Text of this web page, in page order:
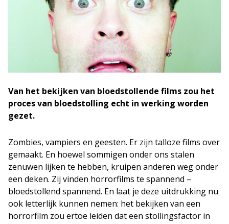
Van het bekijken van bloedstollende films zou het
proces van bloedstolling echt in werking worden
gezet.
Zombies, vampiers en geesten. Er zijn talloze films over
gemaakt. En hoewel sommigen onder ons stalen
zenuwen lijken te hebben, kruipen anderen weg onder
een deken. Zij vinden horrorfilms te spannend –
bloedstollend spannend. En laat je deze uitdrukking nu
ook letterlijk kunnen nemen: het bekijken van een
horrorfilm zou ertoe leiden dat een stollingsfactor in